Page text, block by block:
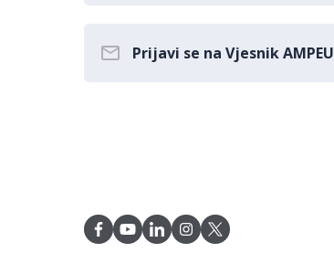
Prijavi se na Vjesnik AMPEU